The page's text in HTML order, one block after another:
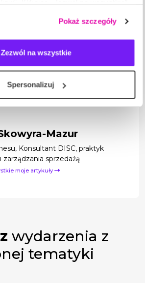
Twoich danych osobowych.
Pokaż szczegóły
Zezwól na wszystkie
Spersonalizuj
któremu zależy na wysokiej
ludzi. Każdy z nich jest na tyle
może być wdrożony w każdym
na jego wielkość,
wykonywanych zadań.
DISC, praktyk sprzedaży i
Mazur
Konsultant DISC, praktyk
zarządzania sprzedażą
moje artykuły
wydarzenia z
tematyki